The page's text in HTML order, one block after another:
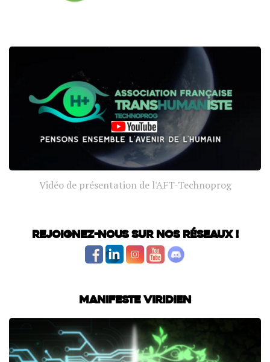
Vidéo de présentation de l'AFT-Technoprog
Rejoignez-nous sur nos réseaux !
Manifeste Viridien